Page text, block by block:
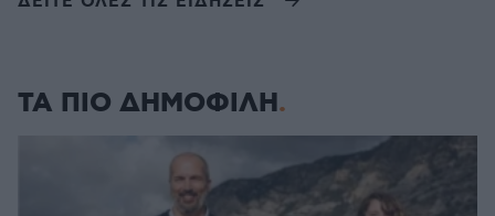
ΤΑ ΠΙΟ ΔΗΜΟΦΙΛΗ